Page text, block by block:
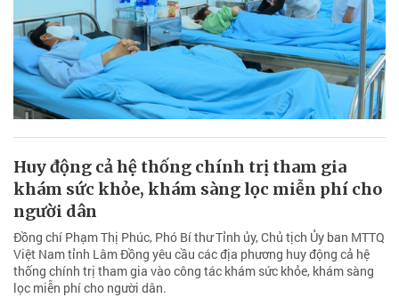
Huy động cả hệ thống chính trị tham gia
khám sức khỏe, khám sàng lọc miễn phí cho
người dân
Đồng chí Phạm Thị Phúc, Phó Bí thư Tỉnh ủy, Chủ tịch Ủy ban MTTQ
Việt Nam tỉnh Lâm Đồng yêu cầu các địa phương huy động cả hệ
thống chính trị tham gia vào công tác khám sức khỏe, khám sàng
lọc miễn phí cho người dân.